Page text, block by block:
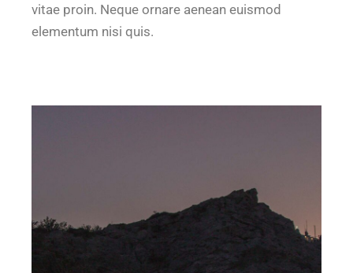
vitae proin. Neque ornare aenean euismod
elementum nisi quis.